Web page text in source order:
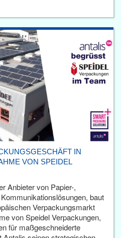
IN
VON SPEIDEL
Anbieter von Papier-,
baut
Verpackungsmarkt
von Speidel Verpackungen,
für maßgeschneiderte